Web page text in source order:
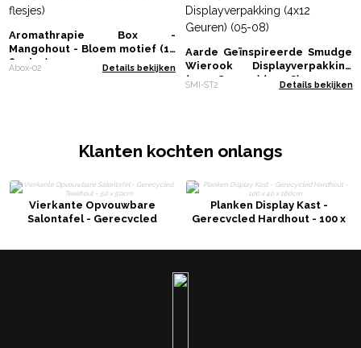
Aromathrapie Box -
Mangohout - Bloem motief (12
flesjes)
Abox-02 Details bekijken
Aarde Geïnspireerde Smudge
Wierook Displayverpakking
(4x12 Geuren) (05-08)
SMI-ST2 Details bekijken
Klanten kochten onlangs
Vierkante Opvouwbare
Salontafel - Gerecycled
Planken Display Kast -
Gerecycled Hardhout - 100 x